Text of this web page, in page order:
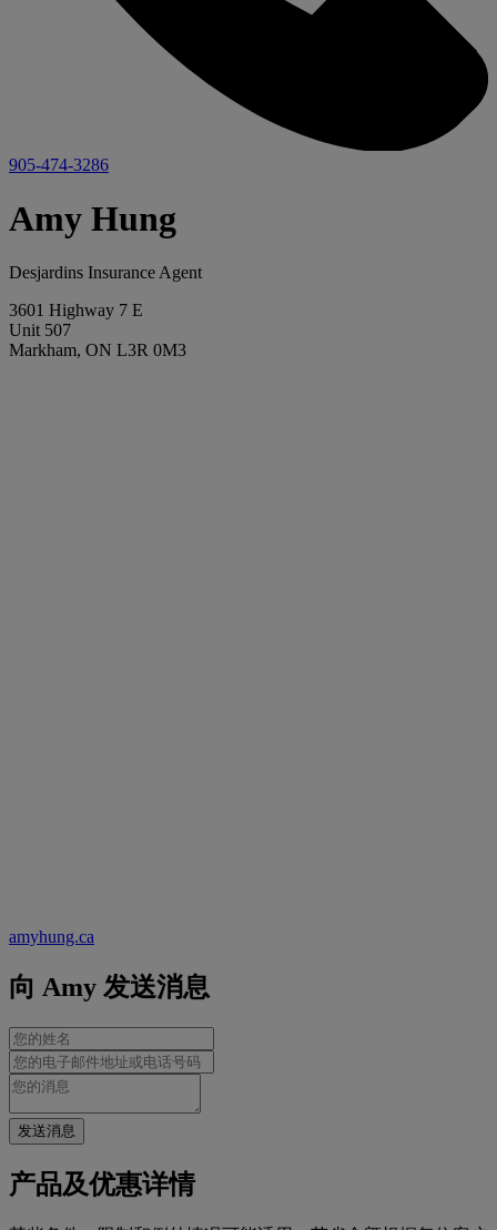
905-474-3286
Amy Hung
Desjardins Insurance Agent
3601 Highway 7 E
Unit 507
Markham, ON L3R 0M3
amyhung.ca
向 Amy 发送消息
发送消息
产品及优惠详情